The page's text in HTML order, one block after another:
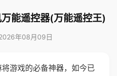
能遥控器(万能遥控王)
年08月09日
游戏的必备神器，如今已